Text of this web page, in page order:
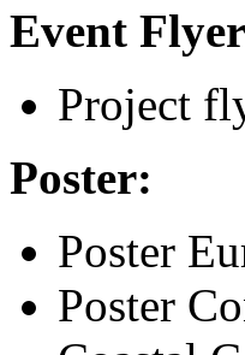
Event
Project
Poster:
Poster
Poster